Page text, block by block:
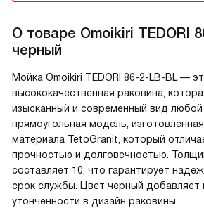
О товаре Omoikiri TEDORI
черный
Мойка Omoikiri TEDORI 86-2-LB-BL —
высококачественная раковина,
изысканный и современный вид любой
прямоугольная модель,
материала TetoGranit, который
прочностью и долговечностью.
составляет 10, что гарантирует
срок службы. Цвет черный добавляет
утонченности в дизайн раковины.